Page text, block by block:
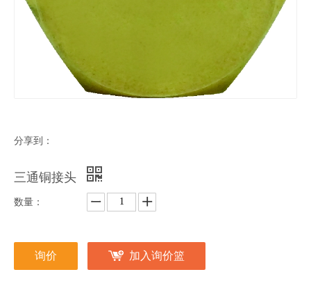
分享到：
三通铜接头
数量：
询价 加入询价篮